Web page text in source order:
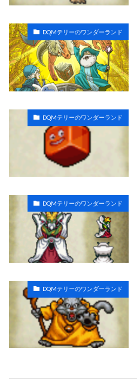
DQMテリーのワンダーランド
DQMテリーのワンダーランド
DQMテリーのワンダーランド
DQMテリーのワンダーランド